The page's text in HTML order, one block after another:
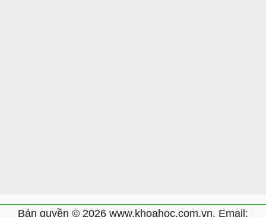
Bản quyền © 2026 www.khoahoc.com.vn. Email: